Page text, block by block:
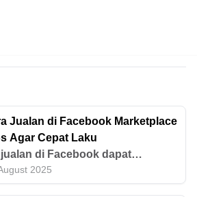
Jualan di Facebook Marketplace
Agar Cepat Laku
di Facebook dapat
dengan cara membuat akun
terlebih dahulu. Yuk, ketahui
2025